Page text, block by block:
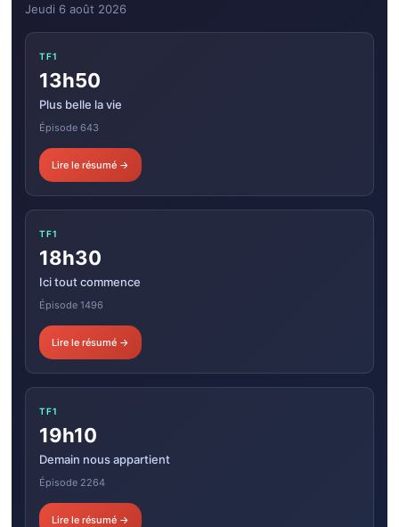
Jeudi 6 août 2026
TF1
13h50
Plus belle la vie
Épisode 643
Lire le résumé →
TF1
18h30
Ici tout commence
Épisode 1496
Lire le résumé →
TF1
19h10
Demain nous appartient
Épisode 2264
Lire le résumé →